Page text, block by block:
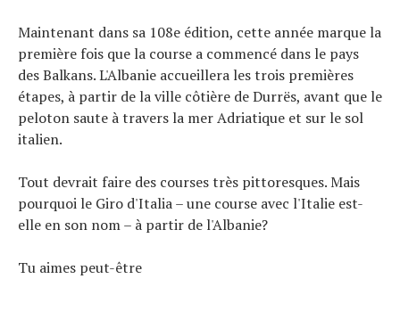
Maintenant dans sa 108e édition, cette année marque la
première fois que la course a commencé dans le pays
des Balkans. L'Albanie accueillera les trois premières
étapes, à partir de la ville côtière de Durrës, avant que le
peloton saute à travers la mer Adriatique et sur le sol
italien.
Tout devrait faire des courses très pittoresques. Mais
pourquoi le Giro d'Italia – une course avec l'Italie est-
elle en son nom – à partir de l'Albanie?
Tu aimes peut-être
Technologies
Conseils